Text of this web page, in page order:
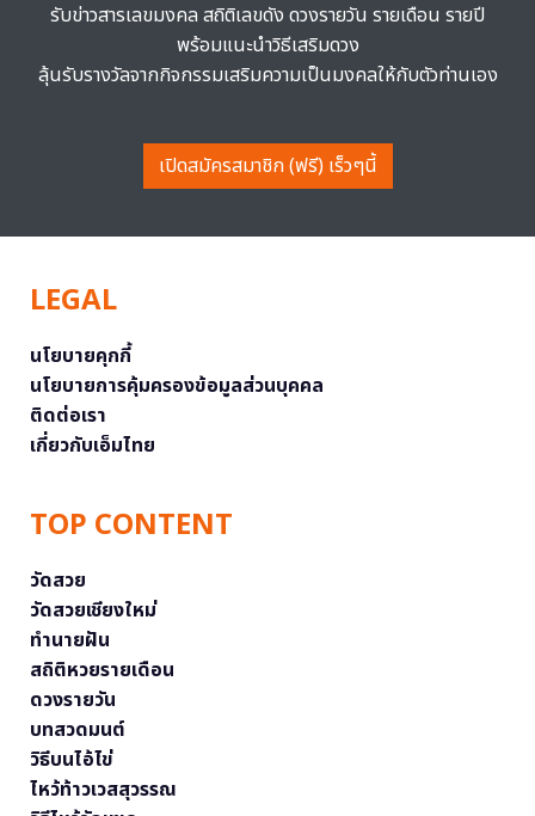
รับข่าวสารเลขมงคล สถิติเลขดัง ดวงรายวัน รายเดือน รายปี
พร้อมแนะนำวิธีเสริมดวง
ลุ้นรับรางวัลจากกิจกรรมเสริมความเป็นมงคลให้กับตัวท่านเอง
เปิดสมัครสมาชิก (ฟรี) เร็วๆนี้
LEGAL
นโยบายคุกกี้
นโยบายการคุ้มครองข้อมูลส่วนบุคคล
ติดต่อเรา
เกี่ยวกับเอ็มไทย
TOP CONTENT
วัดสวย
วัดสวยเชียงใหม่
ทำนายฝัน
สถิติหวยรายเดือน
ดวงรายวัน
บทสวดมนต์
วิธีบนไอ้ไข่
ไหว้ท้าวเวสสุวรรณ